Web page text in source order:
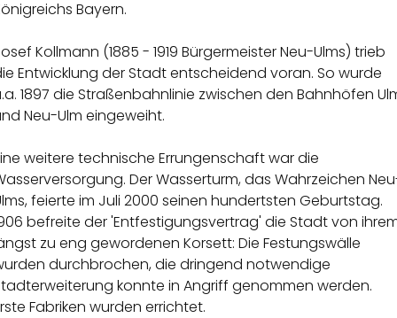
Bayern.
Kollmann (1885 - 1919 Bürgermeister Neu-Ulms) trieb
Entwicklung der Stadt entscheidend voran. So wurde
1897 die Straßenbahnlinie zwischen den Bahnhöfen
Neu-Ulm eingeweiht.
weitere technische Errungenschaft war die
Der Wasserturm, das Wahrzeichen
feierte im Juli 2000 seinen hundertsten Geburtstag.
befreite der 'Entfestigungsvertrag' die Stadt von
zu eng gewordenen Korsett: Die Festungswälle
durchbrochen, die dringend notwendige
konnte in Angriff genommen werden.
Fabriken wurden errichtet.